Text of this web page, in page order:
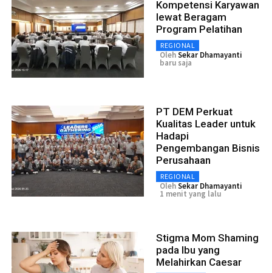
Kompetensi Karyawan
lewat Beragam
Program Pelatihan
REGIONAL
OlehSekar Dhamayanti
baru saja
PT DEM Perkuat
Kualitas Leader untuk
Hadapi
Pengembangan Bisnis
Perusahaan
REGIONAL
OlehSekar Dhamayanti
1 menit yang lalu
Stigma Mom Shaming
pada Ibu yang
Melahirkan Caesar